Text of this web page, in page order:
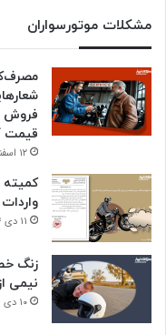
مشکلات موتورسواران
فروش
قیمت
۱۲ اسفند ۱۴۰۴ ۱۵:۱۷
کمیته
واردات
۱۱ دی ۱۴۰۴ ۰۷:۳۲
زنگ
نیمی
۱۰ دی ۱۴۰۴ ۲۳:۴۹